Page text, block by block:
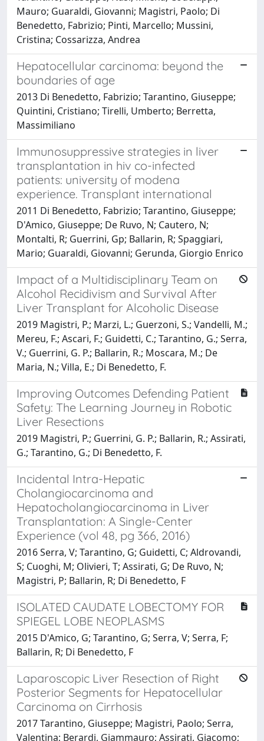
Mauro; Guaraldi, Giovanni; Magistri, Paolo; Di
Benedetto, Fabrizio; Pinti, Marcello; Mussini,
Cristina; Cossarizza, Andrea
Hepatocellular carcinoma: beyond the
boundaries of age
2013 Di Benedetto, Fabrizio; Tarantino, Giuseppe;
Quintini, Cristiano; Tirelli, Umberto; Berretta,
Massimiliano
Immunosuppressive strategies in liver
transplantation in hiv co-infected
patients: university of modena
experience. Transplant international
2011 Di Benedetto, Fabrizio; Tarantino, Giuseppe;
D'Amico, Giuseppe; De Ruvo, N; Cautero, N;
Montalti, R; Guerrini, Gp; Ballarin, R; Spaggiari,
Mario; Guaraldi, Giovanni; Gerunda, Giorgio Enrico
Impact of a Multidisciplinary Team on
Alcohol Recidivism and Survival After
Liver Transplant for Alcoholic Disease
2019 Magistri, P.; Marzi, L.; Guerzoni, S.; Vandelli, M.;
Mereu, F.; Ascari, F.; Guidetti, C.; Tarantino, G.; Serra,
V.; Guerrini, G. P.; Ballarin, R.; Moscara, M.; De
Maria, N.; Villa, E.; Di Benedetto, F.
Improving Outcomes Defending Patient
Safety: The Learning Journey in Robotic
Liver Resections
2019 Magistri, P.; Guerrini, G. P.; Ballarin, R.; Assirati,
G.; Tarantino, G.; Di Benedetto, F.
Incidental Intra-Hepatic
Cholangiocarcinoma and
Hepatocholangiocarcinoma in Liver
Transplantation: A Single-Center
Experience (vol 48, pg 366, 2016)
2016 Serra, V; Tarantino, G; Guidetti, C; Aldrovandi,
S; Cuoghi, M; Olivieri, T; Assirati, G; De Ruvo, N;
Magistri, P; Ballarin, R; Di Benedetto, F
ISOLATED CAUDATE LOBECTOMY FOR
SPIEGEL LOBE NEOPLASMS
2015 D'Amico, G; Tarantino, G; Serra, V; Serra, F;
Ballarin, R; Di Benedetto, F
Laparoscopic Liver Resection of Right
Posterior Segments for Hepatocellular
Carcinoma on Cirrhosis
2017 Tarantino, Giuseppe; Magistri, Paolo; Serra,
Valentina; Berardi, Giammauro; Assirati, Giacomo;